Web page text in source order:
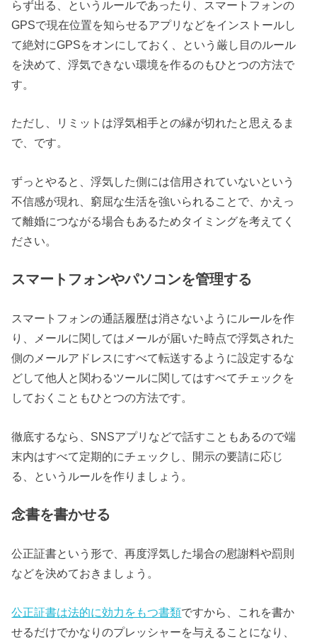
らず出る、というルールであったり、スマートフォンの
GPSで現在位置を知らせるアプリなどをインストールし
て絶対にGPSをオンにしておく、という厳し目のルール
を決めて、浮気できない環境を作るのもひとつの方法で
す。
ただし、リミットは浮気相手との縁が切れたと思えるま
で、です。
ずっとやると、浮気した側には信用されていないという
不信感が現れ、窮屈な生活を強いられることで、かえっ
て離婚につながる場合もあるためタイミングを考えてく
ださい。
スマートフォンやパソコンを管理する
スマートフォンの通話履歴は消さないようにルールを作
り、メールに関してはメールが届いた時点で浮気された
側のメールアドレスにすべて転送するように設定するな
どして他人と関わるツールに関してはすべてチェックを
しておくこともひとつの方法です。
徹底するなら、SNSアプリなどで話すこともあるので端
末内はすべて定期的にチェックし、開示の要請に応じ
る、というルールを作りましょう。
念書を書かせる
公正証書という形で、再度浮気した場合の慰謝料や罰則
などを決めておきましょう。
公正証書は法的に効力をもつ書類ですから、これを書か
せるだけでかなりのプレッシャーを与えることになり、